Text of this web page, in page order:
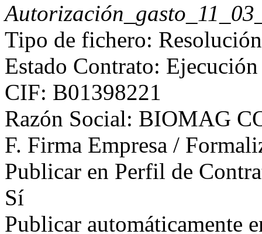
Tipo de fichero:
Estado Contrato: Ejecución
CIF: B01398221
Razón Social: BIOMAG
F. Firma Empresa /
Publicar en Perfil de
Sí
Publicar automáticamente